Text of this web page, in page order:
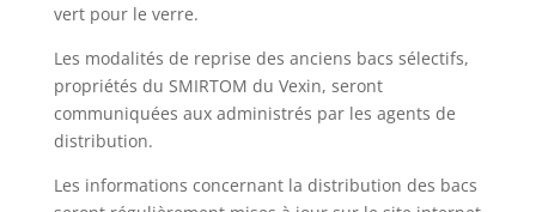
vert pour le verre.
Les modalités de reprise des anciens bacs sélectifs,
propriétés du SMIRTOM du Vexin, seront
communiquées aux administrés par les agents de
distribution.
Les informations concernant la distribution des bacs